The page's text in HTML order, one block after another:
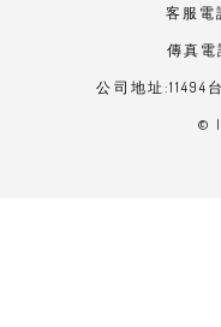
客服電
傳真電
公司地址:11494
©